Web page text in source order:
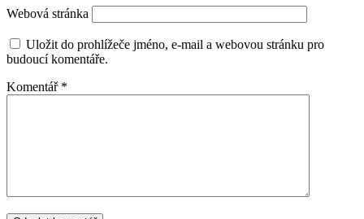
Webová stránka
Uložit do prohlížeče jméno, e-mail a webovou stránku pro
budoucí komentáře.
Komentář *